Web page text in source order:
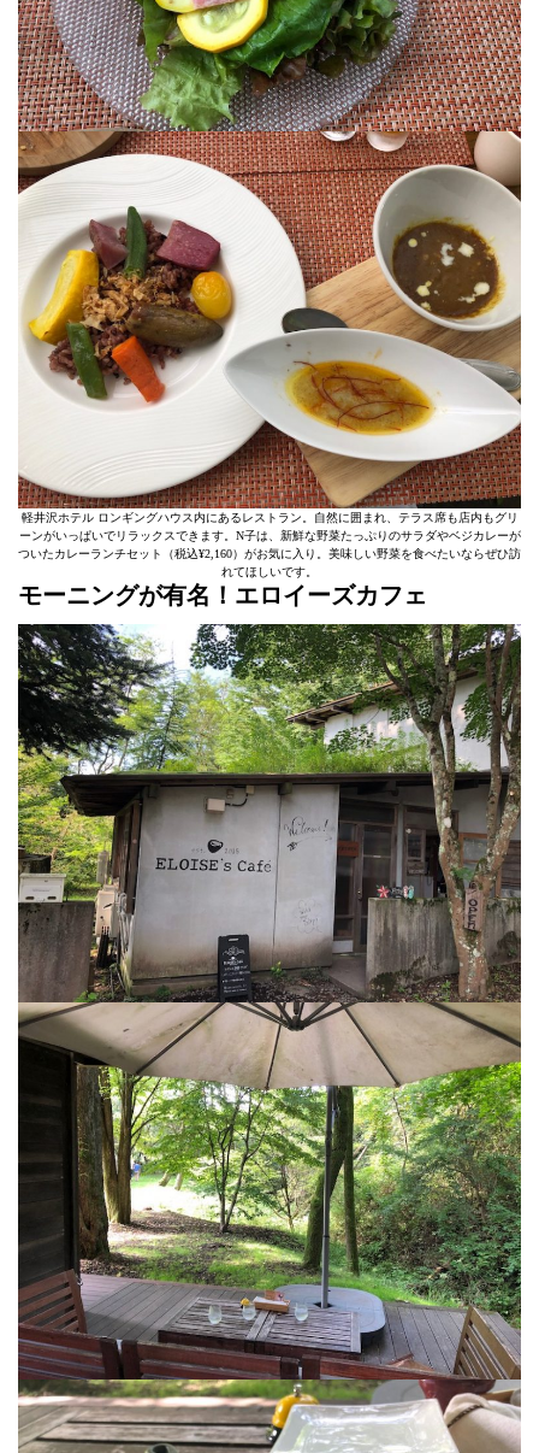
軽井沢ホテル ロンギングハウス内にあるレストラン。自然に囲まれ、テラス席も店内もグリ
ーンがいっぱいでリラックスできます。N子は、新鮮な野菜たっぷりのサラダやベジカレーが
ついたカレーランチセット（税込¥2,160）がお気に入り。美味しい野菜を食べたいならぜひ訪
れてほしいです。
モーニングが有名！エロイーズカフェ